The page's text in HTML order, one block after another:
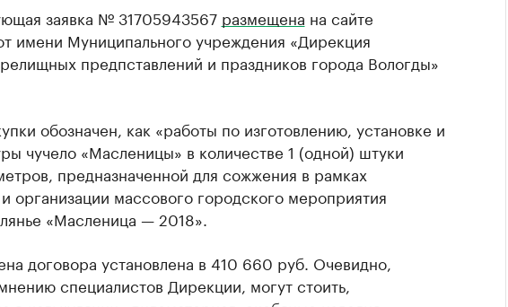
заявка № 31705943567 размещена на сайте
имени Муниципального учреждения «Дирекция
предпставлений и праздников города Вологды»
обозначен, как «работы по изготовлению, установке и
чучело «Масленицы» в количестве 1 (одной) штуки
предназначенной для сожжения в рамках
организации массового городского мероприятия
«Масленица — 2018».
договора установлена в 410 660 руб. Очевидно,
специалистов Дирекции, могут стоить,